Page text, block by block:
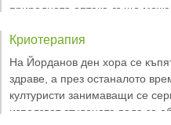
природната аптека също
имунитета и да се отървем от
билки са полезни за
Криотерапия
На Йорданов ден хора се
здраве, а през останалото
културисти занимаващи се
използват студената вода за